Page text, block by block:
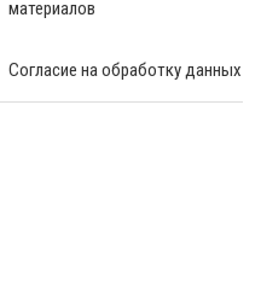
материалов
Согласие на обработку данных